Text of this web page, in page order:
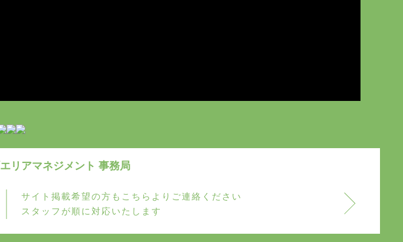
エリアマネジメント 事務局
サイト掲載希望の方もこちらよりご連絡ください
スタッフが順に対応いたします